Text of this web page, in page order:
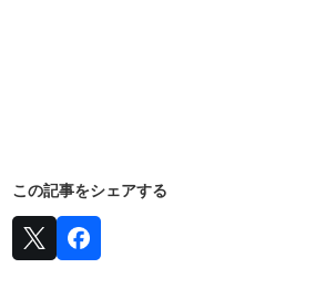
この記事をシェアする